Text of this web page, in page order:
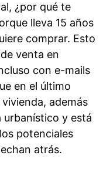
¿por qué te
lleva 15 años
comprar. Esto
venta en
con e-mails
en el último
además
urbanístico y está
potenciales
atrás.